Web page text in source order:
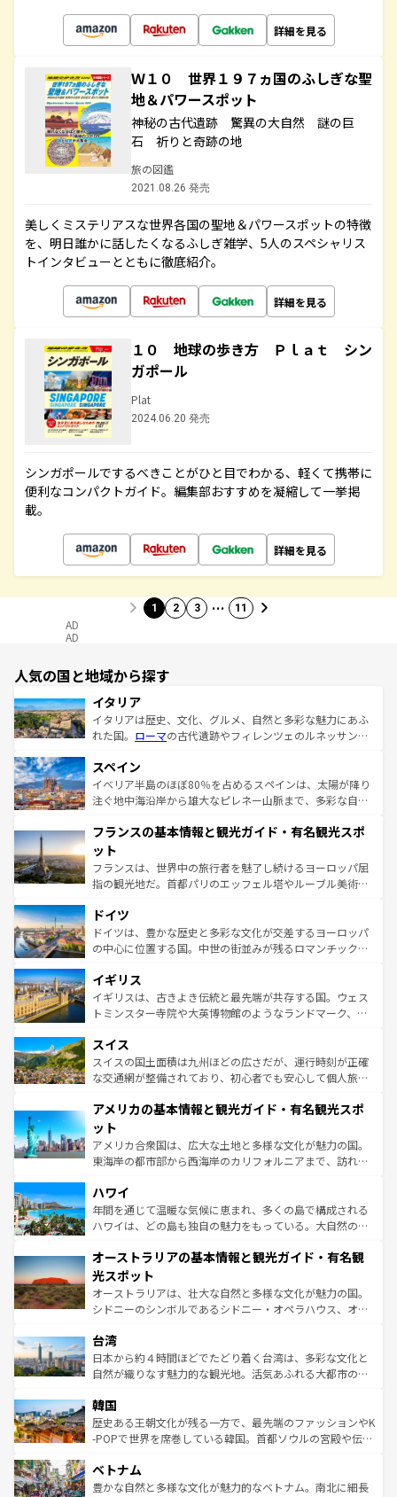
詳細を見る
Ｗ１０ 世界１９７ヵ国のふしぎな聖
地＆パワースポット
神秘の古代遺跡 驚異の大自然 謎の巨
石 祈りと奇跡の地
旅の図鑑
2021.08.26 発売
美しくミステリアスな世界各国の聖地＆パワースポットの特徴
を、明日誰かに話したくなるふしぎ雑学、5人のスペシャリス
トインタビューとともに徹底紹介。
詳細を見る
１０ 地球の歩き方 Ｐｌａｔ シン
ガポール
Plat
2024.06.20 発売
シンガポールでするべきことがひと目でわかる、軽くて携帯に
便利なコンパクトガイド。編集部おすすめを凝縮して一挙掲
載。
詳細を見る
1 2 3 … 11
AD
AD
人気の国と地域から探す
イタリア
イタリアは歴史、文化、グルメ、自然と多彩な魅力にあふ
れた国。 ローマの古代遺跡やフィレンツェのルネッサンス
ろん、トスカーナの美しい田園風景やアマルフィ海岸の絶
景など、自然景観も見逃せない。観光の合間には、本場の
ピザやパスタなど、絶品のイタリア料理を堪能することも
ませてくれるイタリアで、忘れられない旅をしてみよう！
なお、新着のイタリア情報は
しい。
スペイン
イベリア半島のほぼ80％を占めるスペインは、太陽が降り
注ぐ地中海沿岸から雄大なピレネー山脈まで、多彩な自然
文化が根付くこの国では、情熱的なフラメンコ、熱気あふ
れる闘牛、そして美味しいタパスが生活の一部となってい
る。首都マドリードの洗練された雰囲気や、バルセロナの
アートに溢れた街角から、地方では古代ローマ遺跡や中世
せる。地方によって風土や気候が異なるスペインはその個
性で訪れる人を魅了する。 なお、新着のスペイン情報は コ
ンテンツ一覧を参照してほしい。
フランスの基本情報と観光ガイド・有名観光スポ
ット
フランスは、世界中の旅行者を魅了し続けるヨーロッパ屈
指の観光地だ。首都パリのエッフェル塔やルーブル美術館
で、幅広い魅力が詰まっている。華麗な宮殿、歴史的な大
聖堂、美しいビーチ、そして豊かな自然が、訪れる者を心
から魅了する。また、フランスは美食の国としても知ら
いる。シャンパンの発祥地であるランス、プロヴァンスの
香り高いラベンダー畑など、多彩な楽しみ方が可能だ。さ
らに、パリ以外の地域にも魅力が溢れており、どの街角に
れる地方に足を運ぶとそれぞれで全く異なる文化を体験で
きるだろう。 なお、新着のフランス情報はコンテンツ一覧
を参照してほしい。
ドイツ
ドイツは、豊かな歴史と多彩な文化が交差するヨーロッパ
の中心に位置する国。中世の街並みが残るロマンチック街
顔を持つこの国は、どこを歩いても飽きることがない。ベ
ルリンの文化的活気、バイエルン州のアルプスの絶景、そ
してライン川沿いのワイン畑といった風景は必見。ビール
は、お酒好きな人にはぜひ体験してほしい。 なお、新着の
ドイツ情報はコンテンツ一覧を参照してほしい。
イギリス
イギリスは、古きよき伝統と最先端が共存する国。ウェス
トミンスター寺院や大英博物館のようなランドマーク、歴
リアごとに異なる魅力がある。また、優雅なアフタヌーン
ティー、ビール好きにはたまらない英国パブ、サッカー観
戦など、本場だからこそできる体験も豊富。イギリスを旅
ンツ一覧を参照してほしい。
スイス
スイスの国土面積は九州ほどの広さだが、運行時刻が正確
な交通網が整備されており、初心者でも安心して個人旅行
の建物がそのまま残る町や、スイスならではのユニークな
博物館もあり、アルプス観光だけでなく町歩きも満喫する
ことができる。国民の所得が高いため物価も高いが、旅行
者向けの交通パス提供のサービスもあり、うまく活用すれ
着のスイス情報は
アメリカの基本情報と観光ガイド・有名観光スポ
ット
アメリカ合衆国は、広大な土地と多様な文化が魅力の国。
東海岸の都市部から西海岸のカリフォルニアまで、訪れる
のような巨大都市は、観光、ショッピング、エンターテイ
ンメントが詰まった刺激的なスポットだ。一方、アメリカ
西部には大自然が広がり、グランドキャニオンやイエロー
部のニューオーリンズでは、音楽と美食が融合した独特の
文化が魅力。旅行者はアメリカの各地域で異なる魅力を楽
しみながら、その多様性と豊かな歴史を感じることができ
るだろう。車でのロードトリップや列車の旅も、アメリカ
情報は
ハワイ
年間を通じて温暖な気候に恵まれ、多くの島で構成される
ハワイは、どの島も独自の魅力をもっている。大自然の神
ワイ島は見逃せない。また、定番の観光地といえばオアフ
島だが、静かな自然を求めるならマウイ島やカウアイ島が
おすすめ。エメラルドグリーンに輝く海をはじめ、豊かな
文化や歴史が息づいている。「アロハスピリット」と呼ば
人々、おいしいローカルフードやハワイアンミュージッ
ク、伝統的なフラダンスなど、すべてがハワイの魅力を彩
っている。訪れるたびに新しい発見と感動が待っているハ
はコンテンツ一覧
オーストラリアの基本情報と観光ガイド・有名観
光スポット
オーストラリアは、壮大な自然と多様な文化が魅力の国。
シドニーのシンボルであるシドニー・オペラハウス、オー
リアリーフや大陸中央部にそびえるウルル（エアーズロッ
ク）、タスマニアの美しい原生林やケアンズの熱帯雨林な
ど、見どころがたくさん。また、カフェやワイン、オージ
いる。アクティビティも充実しており、サーフィンやダイ
ビング、ハイキングなど、アウトドア好きにはたまらな
い。オーストラリアの多彩な魅力を存分に味わいつくそ
参照してほしい。
台湾
日本から約４時間ほどでたどり着く台湾は、多彩な文化と
自然が織りなす魅力的な観光地。活気あふれる大都市の台
ン）、静ひつな山岳地帯である台湾東部など、都市の喧騒
と山間の静けさが共存しており、訪れる人に新しい発見と
驚きをもたらしてくれる。また、奥深い台湾の食文化も魅
容にもいいと評判のスイーツなど、バラエティ豊かな料理
が味わえる。 なお、新着の台湾情報は コンテンツ一覧を参
韓国
歴史ある王朝文化が残る一方で、最先端のファッションやK
-POPで世界を席巻している韓国。首都ソウルの宮殿や伝統
き、地方に足を延ばせば四季折々の自然美を楽しむことが
できる。そして、キムチや焼肉、絶品のストリートフード
ベトナム
豊かな自然と多様な文化が魅力的なベトナム。南北に細長